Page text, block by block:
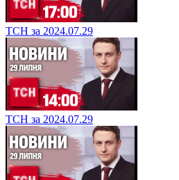
ТСН за 2024.07.29
ТСН за 2024.07.29